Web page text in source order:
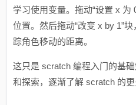
学习使用变量。拖动“设置 x 为
位置。然后拖动“改变 x by 1”
踪角色移动的距离。
这只是 scratch 编程入门的基
和探索，逐渐了解 scratch 的更